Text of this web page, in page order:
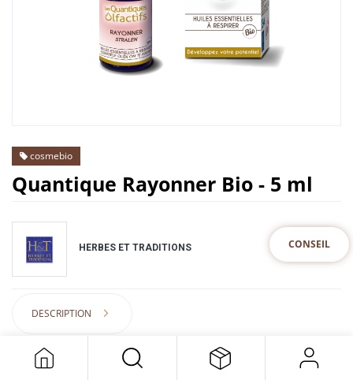
CONSEIL
cosmebio
Quantique Rayonner Bio - 5 ml
HERBES ET TRADITIONS
DESCRIPTION
16,55